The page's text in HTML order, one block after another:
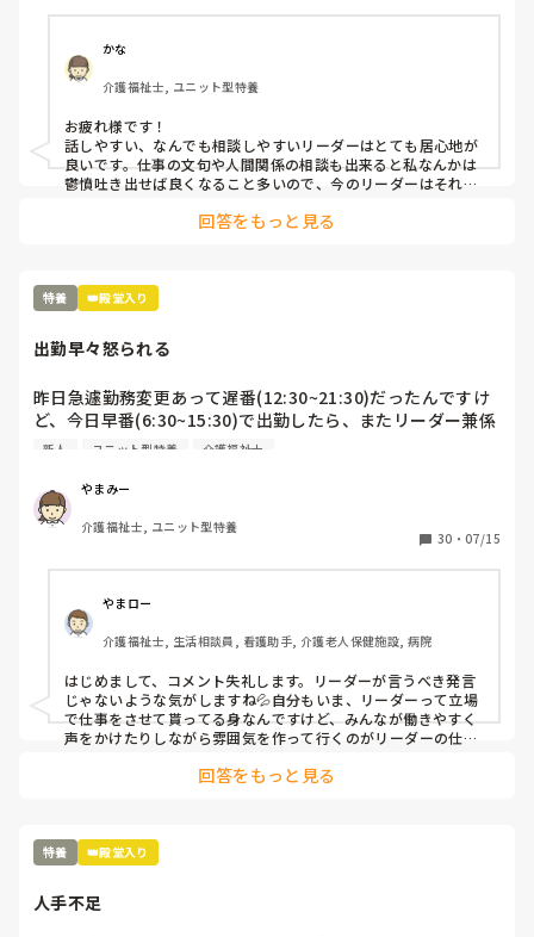
かな
介護福祉士, ユニット型特養
お疲れ様です！
話しやすい、なんでも相談しやすいリーダーはとても居心地が
良いです。仕事の文句や人間関係の相談も出来ると私なんかは
鬱憤吐き出せば良くなること多いので、今のリーダーはそれも
てるんだな、と思えます。
相談したこと、人に知られたくないことを他でベラベラ話され
ユニットリーダー大変と思いますが、頑張って下さい！
回答をもっと見る
特養 👑殿堂入り
出勤早々怒られる
昨日急遽勤務変更あって遅番(12:30~21:30)だったんですけ
ど、今日早番(6:30~15:30)で出勤したら、またリーダー兼係
長に怒られて、『責任もった仕事出来ないの？！このままじ
てか、もし続けるにしろ今のままだと人事考課三角だから
ね！！そんなんじゃボーナスにも響くしそこまで来たらあん
たもうこの会社にはいらないのよ。』と言われました。その
後は傷つきながらも、できる限り抜けがないように仕事に務
め、15:30から17:00までは自分の係の委員会に出席して帰
宅しました。もうヘトヘトでメンタル破壊され、人が信じら
れないのと同時に対人の仕事にも嫌悪感を抱くようになりま
した。もう自分自身もうどうしたらいいか分かりません😭
新人 ユニット型特養 介護福祉士
やまみー
介護福祉士, ユニット型特養
30 ・ 07/15
やまロー
介護福祉士, 生活相談員, 看護助手, 介護老人保健施設, 病院
はじめまして、コメント失礼します。リーダーが言うべき発言
じゃないような気がしますね💦自分もいま、リーダーって立場
で仕事をさせて貰ってる身なんですけど、みんなが働きやすく
声をかけたりしながら雰囲気を作って行くのがリーダーの仕事
自分の個人的な意見ですけど、体調崩してまで我慢する必要は
回答をもっと見る
特養 👑殿堂入り
人手不足